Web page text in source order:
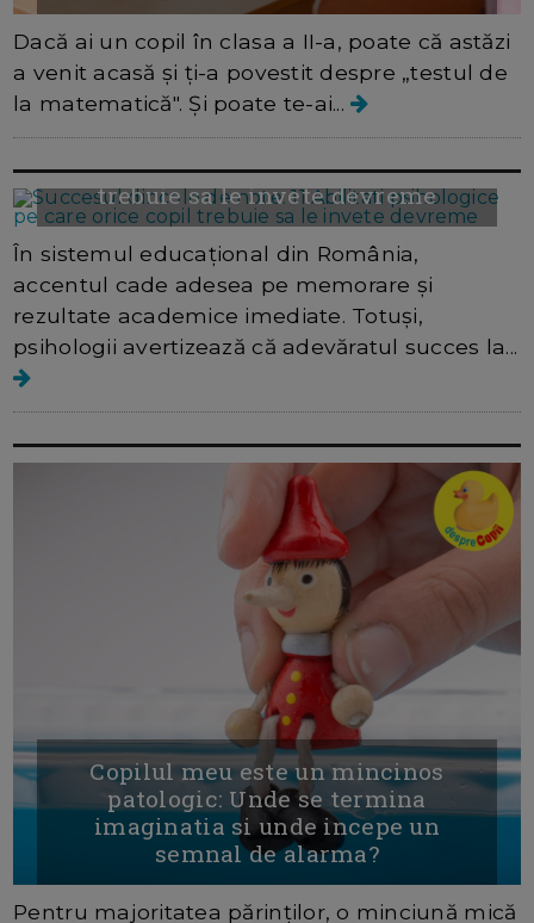
Dacă ai un copil în clasa a II-a, poate că astăzi
a venit acasă și ți-a povestit despre „testul de
la matematică". Și poate te-ai...
Succesul dincolo de note: 11 Abilitati
psihologice pe care orice copil
trebuie sa le invete devreme
În sistemul educațional din România,
accentul cade adesea pe memorare și
rezultate academice imediate. Totuși,
psihologii avertizează că adevăratul succes la...
Copilul meu este un mincinos
patologic: Unde se termina
imaginatia si unde incepe un
semnal de alarma?
Pentru majoritatea părinților, o minciună mică